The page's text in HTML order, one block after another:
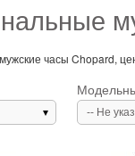
часы Chopard,
-- Не